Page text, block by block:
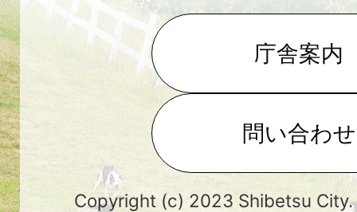
庁舎案内
問い合わせ
Copyright (c) 2023 Shibetsu City.